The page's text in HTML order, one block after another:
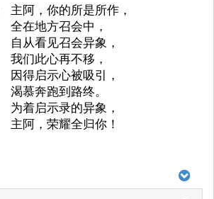
主阿，你的所是所作，
全在地方召会中，
自从看见召会异象，
我们此心再不移，
因得启示心被吸引，
渴慕奔跑到路终。
为着启示录的异象，
主阿，荣耀全归你！